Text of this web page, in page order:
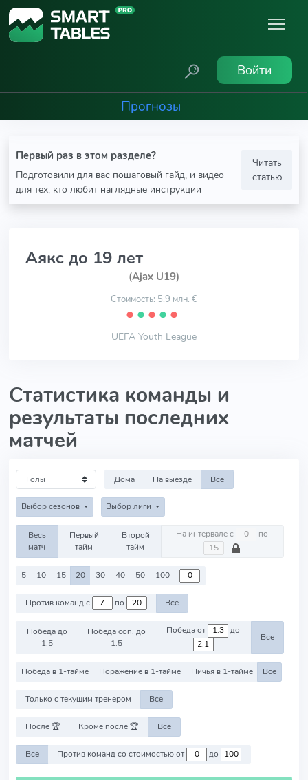
Войти
Прогнозы
Первый раз в этом разделе?
Подготовили для вас пошаговый гайд, и видео
для тех, кто любит наглядные инструкции
Читать
статью
Аякс до 19 лет
(Ajax U19)
Стоимость: 5.9 млн. €
⬤ ⬤ ⬤ ⬤ ⬤
UEFA Youth League
Статистика команды и
результаты последних
матчей
Дома На выезде Все
Выбор сезонов Выбор лиги
Весь
матч
Первый
тайм
Второй
тайм
На интервале с по
5 10 15 20 30 40 50 100
Против команд с по Все
Победа до
1.5
Победа соп. до
1.5
Победа от до
Все
Победа в 1-тайме Поражение в 1-тайме Ничья в 1-тайме Все
Только с текущим тренером Все
После 🏆 Кроме после 🏆 Все
Все Против команд со стоимостью от до